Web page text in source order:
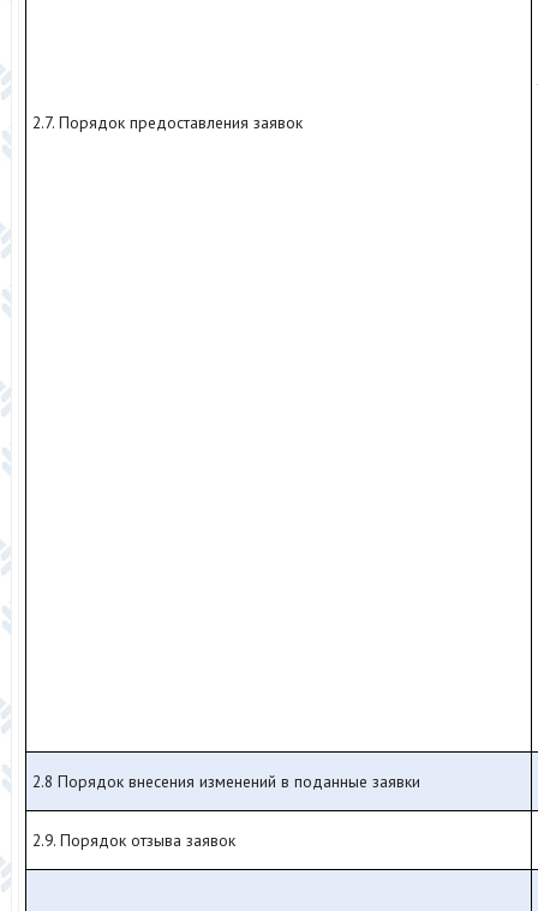
2.7. Порядок предоставления заявок
2.8 Порядок внесения изменений в поданные заявки
2.9. Порядок отзыва заявок